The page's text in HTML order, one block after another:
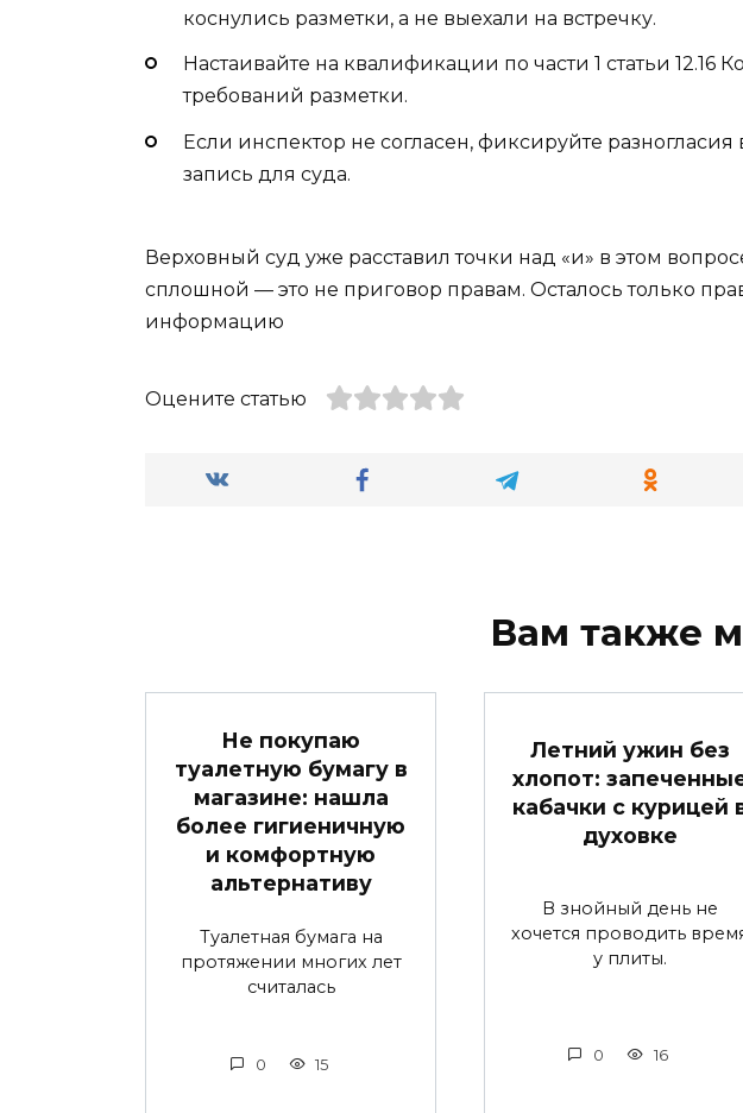
коснулись разметки, а не выехали на встречку.
Настаивайте на квалификации по части 1 статьи
требований разметки.
Если инспектор не согласен, фиксируйте разногласия
запись для суда.
Верховный суд уже расставил точки над «и» в этом
сплошной — это не приговор правам. Осталось только
информацию
Оцените статью
Вам также
Не покупаю
туалетную бумагу в
магазине: нашла
более гигиеничную
и комфортную
альтернативу
Туалетная бумага на
протяжении многих лет
считалась
0 15
Летний ужин без
хлопот:
кабачки с курицей
духовке
В знойный день не
хочется проводить
у плиты.
0 16